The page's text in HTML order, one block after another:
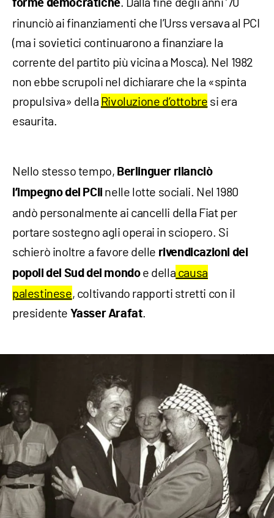
forme democratiche
rinunciò ai finanziamenti che l’Urss versava al PCI
(ma i sovietici continuarono a finanziare la
corrente del partito più vicina a Mosca). Nel 1982
non ebbe scrupoli nel dichiarare che la «spinta
propulsiva» della Rivoluzione d’ottobre si era
esaurita.
Nello stesso tempo, Berlinguer rilanciò
l’impegno del PCIi nelle lotte sociali. Nel 1980
andò personalmente ai cancelli della Fiat per
portare sostegno agli operai in sciopero. Si
schierò inoltre a favore delle rivendicazioni dei
popoli del Sud del mondoe della causa
palestinese, coltivando rapporti stretti con il
presidente Yasser Arafat